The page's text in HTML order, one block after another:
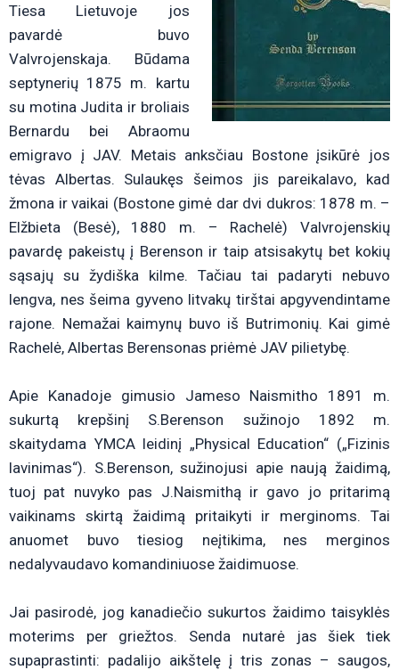
Tiesa Lietuvoje jos
pavardė buvo
Valvrojenskaja. Būdama
septynerių 1875 m. kartu
su motina Judita ir broliais
Bernardu bei Abraomu
emigravo į JAV. Metais anksčiau Bostone įsikūrė jos
tėvas Albertas. Sulaukęs šeimos jis pareikalavo, kad
žmona ir vaikai (Bostone gimė dar dvi dukros: 1878 m. –
Elžbieta (Besė), 1880 m. – Rachelė) Valvrojenskių
pavardę pakeistų į Berenson ir taip atsisakytų bet kokių
sąsajų su žydiška kilme. Tačiau tai padaryti nebuvo
lengva, nes šeima gyveno litvakų tirštai apgyvendintame
rajone. Nemažai kaimynų buvo iš Butrimonių. Kai gimė
Rachelė, Albertas Berensonas priėmė JAV pilietybę.
Apie Kanadoje gimusio Jameso Naismitho 1891 m.
sukurtą krepšinį S.Berenson sužinojo 1892 m.
skaitydama YMCA leidinį „Physical Education“ („Fizinis
lavinimas“). S.Berenson, sužinojusi apie naują žaidimą,
tuoj pat nuvyko pas J.Naismithą ir gavo jo pritarimą
vaikinams skirtą žaidimą pritaikyti ir merginoms. Tai
anuomet buvo tiesiog neįtikima, nes merginos
nedalyvaudavo komandiniuose žaidimuose.
Jai pasirodė, jog kanadiečio sukurtos žaidimo taisyklės
moterims per griežtos. Senda nutarė jas šiek tiek
supaprastinti: padalijo aikštelę į tris zonas – saugos,